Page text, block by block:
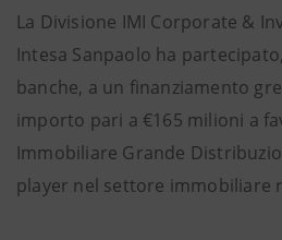
La Divisione IMI Corporate &
Intesa Sanpaolo ha
banche, a un finanziamento
importo pari a €165 milioni a
Immobiliare Grande
player nel settore immobiliare